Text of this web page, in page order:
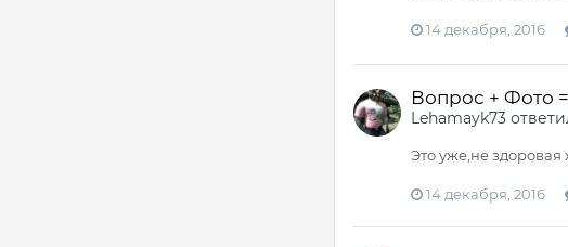
14 декабря, 2016
Вопрос + Фото
Lehamayk73
Это уже,не
14 декабря, 2016